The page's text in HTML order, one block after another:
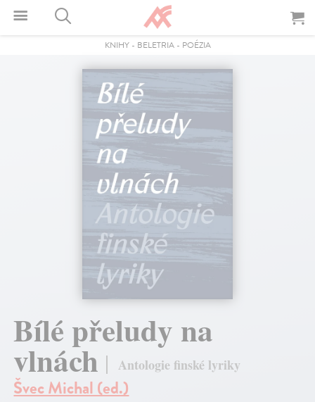
KNIHY- BELETRIA- POÉZIA
Bílé přeludy na
vlnách Antologie finské lyriky
Švec Michal (ed.)